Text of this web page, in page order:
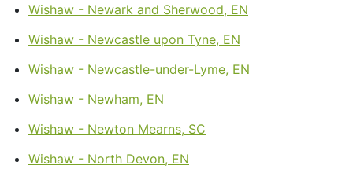
Wishaw - Newark and Sherwood, EN
Wishaw - Newcastle upon Tyne, EN
Wishaw - Newcastle-under-Lyme, EN
Wishaw - Newham, EN
Wishaw - Newton Mearns, SC
Wishaw - North Devon, EN